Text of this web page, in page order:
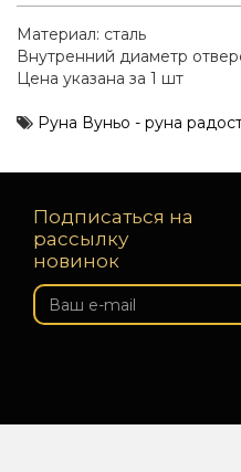
Материал: сталь
Внутренний диаметр
Цена указана за 1 шт
Руна Вуньо - руна
Подписаться на
рассылку
новинок